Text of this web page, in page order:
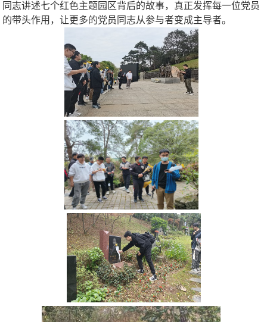
同志讲述七个红色主题园区背后的故事，真正发挥每一位党员
的带头作用，让更多的党员同志从参与者变成主导者。